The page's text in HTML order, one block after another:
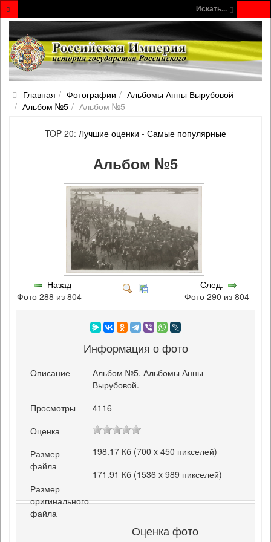
Искать...
Главная Фотографии
Альбомы Анны Вырубовой
Альбом №5
Альбом №5
TOP 20: Лучшие оценки - Самые популярные
Альбом №5
Назад
Фото 288 из 804
След.
Фото 290 из 804
Информация о фото
Описание
Альбом №5. Альбомы Анны
Вырубовой.
Просмотры
4116
Оценка
Размер
файла
198.17 Кб (700 x 450 пикселей)
Размер
оригинального
файла
171.91 Кб (1536 x 989 пикселей)
Оценка фото